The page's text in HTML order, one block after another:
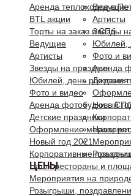
Ведущие
Артисты
Звезды
Юбилей,
Фото и
Аренда
Детские
Новый
Наши
ЦЕНЫ
Аренда теплоходов в
BTL акции
Торты на заказ в СПб
Ведущие
Артисты
Звезды на праздник
Юбилей, день рождения
Фото и видео
Аренда фотобудки в СПб
Детские праздники
Оформление
Новый год 2021
Корпоративные
Наши рестораны и
Мероприятия на
Розыгрыши,